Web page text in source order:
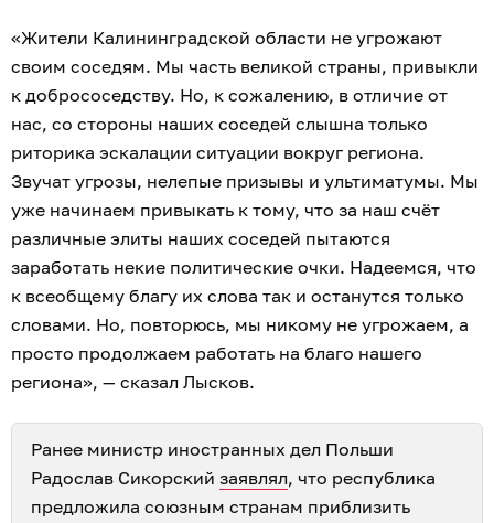
«Жители Калининградской области не угрожают
своим соседям. Мы часть великой страны, привыкли
к добрососедству. Но, к сожалению, в отличие от
нас, со стороны наших соседей слышна только
риторика эскалации ситуации вокруг региона.
Звучат угрозы, нелепые призывы и ультиматумы. Мы
уже начинаем привыкать к тому, что за наш счёт
различные элиты наших соседей пытаются
заработать некие политические очки. Надеемся, что
к всеобщему благу их слова так и останутся только
словами. Но, повторюсь, мы никому не угрожаем, а
просто продолжаем работать на благо нашего
региона», — сказал Лысков.
Ранее министр иностранных дел Польши
Радослав Сикорский заявлял, что республика
предложила союзным странам приблизить